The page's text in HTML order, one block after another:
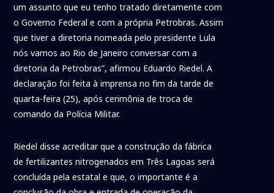
um assunto que eu tenho tratado diretamente com
o Governo Federal e com a própria Petrobras. Assim
que tiver a diretoria nomeada pelo presidente Lula
nós vamos ao Rio de Janeiro conversar com a
diretoria da Petrobras”, afirmou Eduardo Riedel. A
declaração foi feita à imprensa no fim da tarde de
quarta-feira (25), após cerimônia de troca de
comando da Polícia Militar.
Riedel disse acreditar que a construção da fábrica
de fertilizantes nitrogenados em Três Lagoas será
concluída pela estatal e que, o importante é a